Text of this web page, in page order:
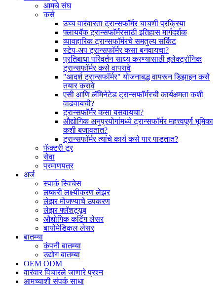
आमचे संघ
कसे
उच्च वारंवारता ट्रान्सफॉर्मर चाचणी प्रक्रिया
फ्लायबॅक ट्रान्सफॉर्मरसाठी इतिहास मार्गदर्शक
व्यावहारिक ट्रान्सफॉर्मरचे समतुल्य सर्किट
स्टेप-अप ट्रान्सफॉर्मर कसा बनवायचा?
प्रतिबाधा परिवर्तन साध्य करण्यासाठी इलेक्ट्रॉनिक
ट्रान्सफॉर्मर कसे वापरावे
"आदर्श ट्रान्सफॉर्मर" योजनाबद्ध वापरून डिझाइन कसे
तयार करावे
एसी आणि लॅमिनेटेड ट्रान्सफॉर्मरची कार्यक्षमता कशी
वाढवायची?
ट्रान्सफॉर्मर कसा बसवायचा?
औद्योगिक अनुप्रयोगांमध्ये ट्रान्सफॉर्मर महत्त्वपूर्ण भूमिका
कशी बजावतात?
ट्रान्सफॉर्मर त्यांचे कार्य कसे पार पाडतात?
फॅक्टरी टूर
सेवा
प्रमाणपत्र
अर्ज
स्पार्क स्विचेस
लष्करी लक्ष्यीकरण लेझर
लेझर मोजण्याचे उपकरण
लेझर फ्लॅशट्यूब
औद्योगिक कटिंग लेसर
बायोमेडिकल लेसर
बातम्या
कंपनी बातम्या
उद्योग बातम्या
OEM ODM
वारंवार विचारले जाणारे प्रश्न
आमच्याशी संपर्क साधा